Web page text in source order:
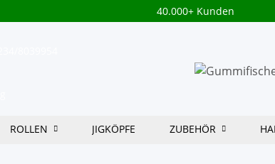
40.000+ Kunden
ROLLEN JIGKÖPFE ZUBEHÖR